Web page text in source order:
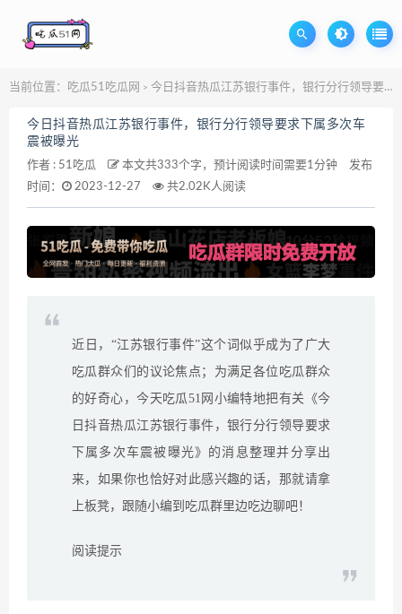
当前位置： 吃瓜51吃瓜网 > 今日抖音热瓜江苏银行事件，银行分行领导要求下属多次车震被曝光
今日抖音热瓜江苏银行事件，银行分行领导要求下属多次车
震被曝光
作者 : 51吃瓜 本文共333个字，预计阅读时间需要1分钟
发布
时间：
2023-12-27 共2.02K人阅读
近日，“江苏银行事件”这个词似乎成为了广大
吃瓜群众们的议论焦点；为满足各位吃瓜群众
的好奇心，今天吃瓜51网小编特地把有关《今
日抖音热瓜江苏银行事件，银行分行领导要求
下属多次车震被曝光》的消息整理并分享出
来，如果你也恰好对此感兴趣的话，那就请拿
上板凳，跟随小编到吃瓜群里边吃边聊吧！
阅读提示